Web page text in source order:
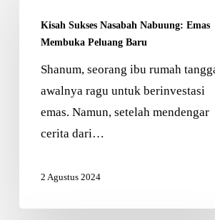
Kisah Sukses Nasabah Nabuung: Emas
Membuka Peluang Baru
Shanum, seorang ibu rumah
awalnya ragu untuk berinvestasi
emas. Namun, setelah mendengar
cerita dari…
2 Agustus 2024